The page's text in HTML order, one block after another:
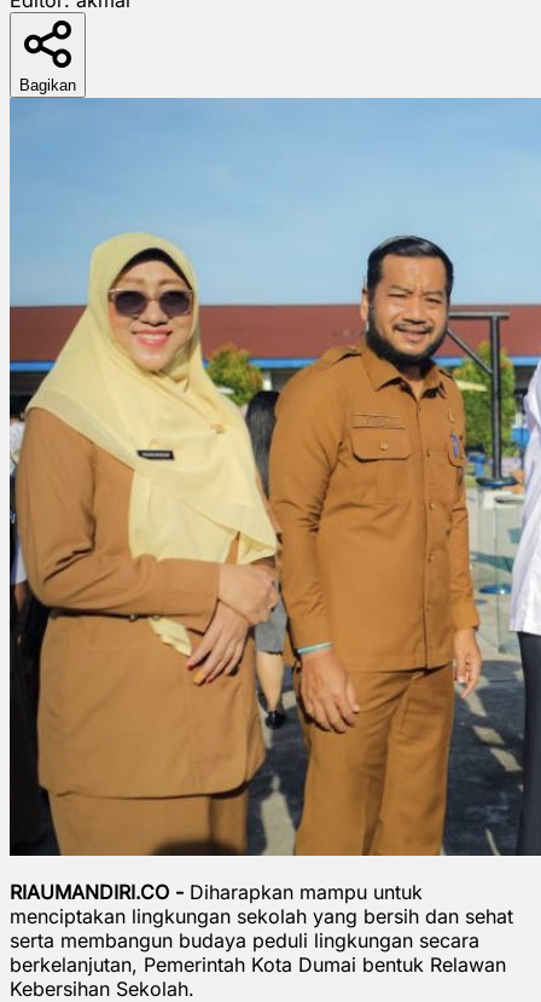
Bagikan
RIAUMANDIRI.CO - Diharapkan mampu untuk
menciptakan lingkungan sekolah yang bersih dan sehat
serta membangun budaya peduli lingkungan secara
berkelanjutan, Pemerintah Kota Dumai bentuk Relawan
Kebersihan Sekolah.